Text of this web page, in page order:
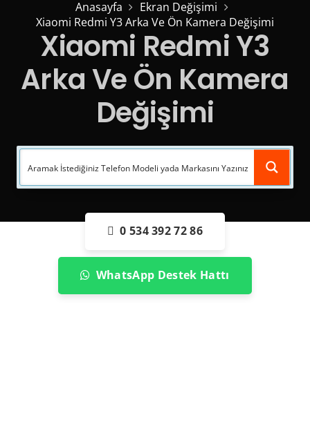
Anasayfa
Ekran Değişimi
Xiaomi Redmi Y3 Arka Ve Ön Kamera Değişimi
Xiaomi Redmi Y3
Arka Ve Ön Kamera
Değişimi
0 534 392 72 86
WhatsApp Destek Hattı